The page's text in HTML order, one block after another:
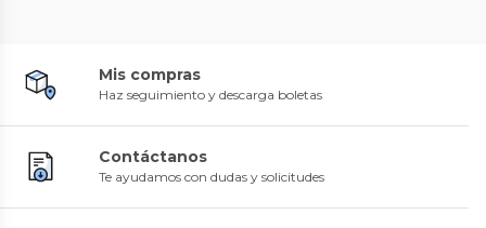
Mis compras
Haz seguimiento y descarga boletas
Contáctanos
Te ayudamos con dudas y solicitudes